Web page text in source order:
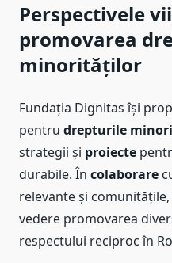
Perspectivele
promovarea
minorităților
Fundația Dignitas își
pentru drepturile
strategii și proiecte
durabile. În colaborare
relevante și
vedere promovarea
respectului reciproc în